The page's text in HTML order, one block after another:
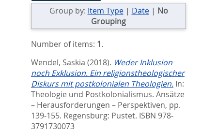
Group by: Item Type| Date| No
Grouping
Number of items: 1.
Wendel, Saskia (2018). Weder Inklusion
noch Exklusion. Ein religionstheologischer
Diskurs mit postkolonialen Theologien. In:
Theologie und Postkolonialismus. Ansätze
– Herausforderungen – Perspektiven, pp.
139-155. Regensburg: Pustet. ISBN 978-
3791730073